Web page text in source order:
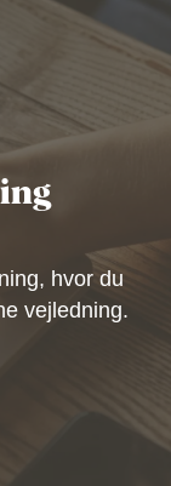
hvor du
vejledning.